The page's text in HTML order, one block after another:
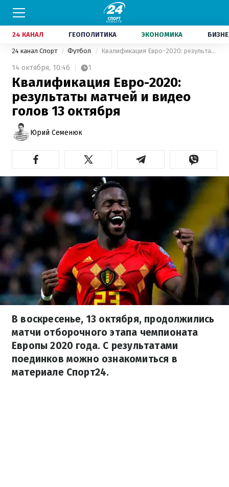
24 КАНАЛ ГЕОПОЛИТИКА ЭКОНОМИКА
24 канал Спорт Футбол Квалификация Евро-2020: результаты матчей и видео голов 13 октября
14 октября, 10:46 1
Квалификация Евро-2020:
результаты матчей и видео
голов 13 октября
Юрий Семенюк
В воскресенье, 13 октября, продолжились
матчи отборочного этапа чемпионата
Европы 2020 года. С результатами
поединков можно ознакомиться в
материале Спорт24.